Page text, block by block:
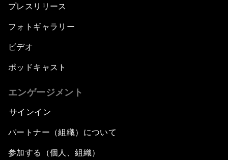
プレスリリース
フォトギャラリー
ビデオ
ポッドキャスト
エンゲージメント
サインイン
パートナー（組織）について
参加する（個人、組織）